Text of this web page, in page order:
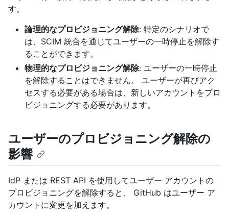
す。
論理的なプロビジョニング解除: 特定のシナリオで
は、SCIM 統合を通じてユーザーの一時停止を解除す
ることができます。
物理的なプロビジョニング解除: ユーザーの一時停止
を解除することはできません。 ユーザーが再びアク
セスする必要がある場合は、新しいアカウントをプロ
ビジョニングする必要があります。
ユーザーのプロビジョニング解除の
影響
IdP または REST API を使用してユーザー アカウントの
プロビジョニングを解除すると、 GitHub はユーザー ア
カウントに変更を加えます。